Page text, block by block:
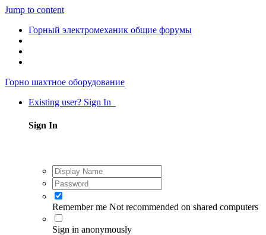
Jump to content
Горный электромеханик общие форумы
Горно шахтное оборудование
Existing user? Sign In
Sign In
Remember me Not recommended on shared computers
Sign in anonymously